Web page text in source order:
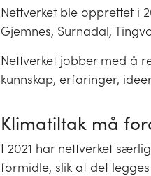
Nettverket ble opprettet i
Gjemnes, Surnadal,
Nettverket jobber med å
kunnskap, erfaringer,
Klimatiltak må
I 2021 har nettverket
formidle, slik at det